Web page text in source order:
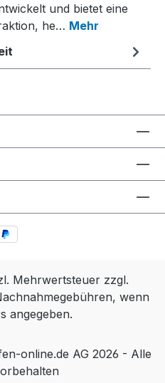
und bietet eine
he… Mehr
Mehrwertsteuer zzgl.
wenn
angegeben.
online.de AG 2026 - Alle